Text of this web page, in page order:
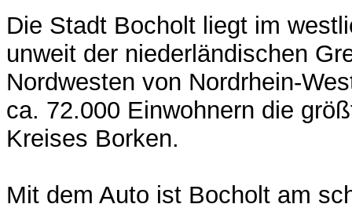
Die Stadt Bocholt liegt im
unweit der niederländischen
Nordwesten von Nordrhein-
ca. 72.000 Einwohnern die
Kreises Borken.
Mit dem Auto ist Bocholt am